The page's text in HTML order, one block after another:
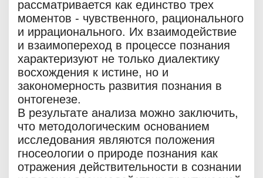
рассматривается как единство трех
моментов - чувственного, рационального
и иррационального. Их взаимодействие
и взаимопереход в процессе познания
характеризуют не только диалектику
восхождения к истине, но и
закономерность развития познания в
онтогенезе.
В результате анализа можно заключить,
что методологическим основанием
исследования являются положения
гносеологии о природе познания как
отражения действительности в сознании